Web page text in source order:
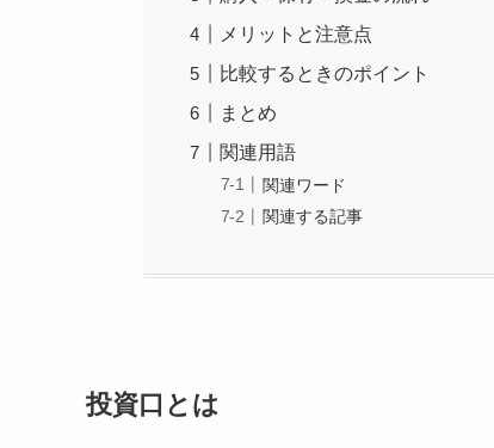
メリットと注意点
比較するときのポイント
まとめ
関連用語
関連ワード
関連する記事
投資口とは